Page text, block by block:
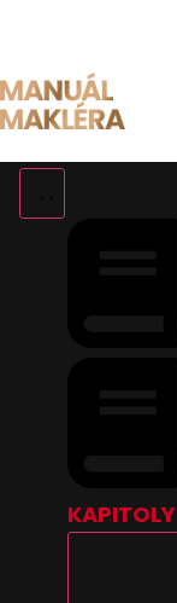
Preskočiť
na
obsah
KAPITOLY